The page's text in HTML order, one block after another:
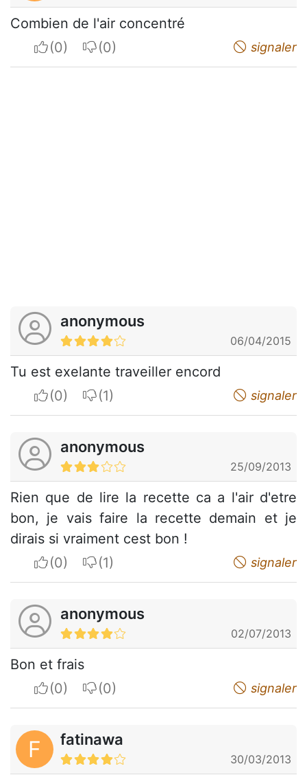
Combien de l'air concentré
I apreciateI do not appreciate signaler
anonymous
06/04/2015
Tu est exelante traveiller encord
I apreciateI do not appreciate signaler
anonymous
25/09/2013
Rien que de lire la recette ca a l'air d'etre
bon, je vais faire la recette demain et je
dirais si vraiment cest bon !
I apreciateI do not appreciate signaler
anonymous
02/07/2013
Bon et frais
I apreciateI do not appreciate signaler
F fatinawa
30/03/2013